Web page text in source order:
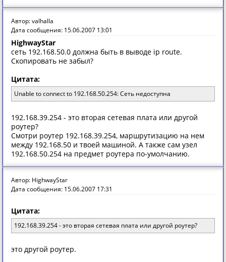
Автор: valhalla
Дата сообщения: 15.06.2007 13:01
HighwayStar
сеть 192.168.50.0 должна быть в выводе ip route.
Скопировать не забыл?
Цитата:
Unable to connect to 192.168.50.254: Сеть недоступна
192.168.39.254 - это вторая сетевая плата или другой
роутер?
Смотри роутер 192.168.39.254, маршрутизацию на нем
между 192.168.50 и твоей машиной. А также сам узел
192.168.50.254 на предмет роутера по-умолчанию.
Автор: HighwayStar
Дата сообщения: 15.06.2007 17:31
Цитата:
192.168.39.254 - это вторая сетевая плата или другой роутер?
это другой роутер.